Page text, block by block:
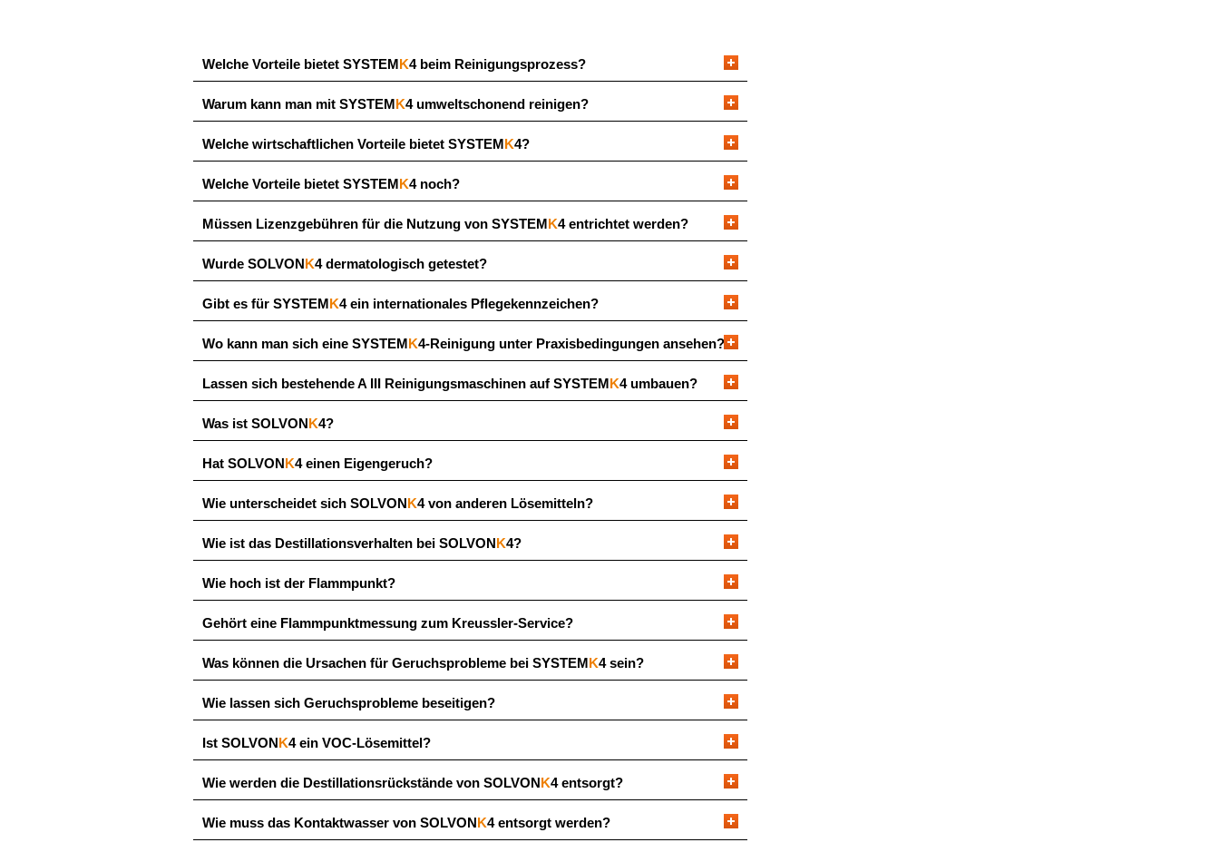
Welche Vorteile bietet SYSTEMK4 beim Reinigungsprozess?
Warum kann man mit SYSTEMK4 umweltschonend reinigen?
Welche wirtschaftlichen Vorteile bietet SYSTEMK4?
Welche Vorteile bietet SYSTEMK4 noch?
Müssen Lizenzgebühren für die Nutzung von SYSTEMK4 entrichtet werden?
Wurde SOLVONK4 dermatologisch getestet?
Gibt es für SYSTEMK4 ein internationales Pflegekennzeichen?
Wo kann man sich eine SYSTEMK4-Reinigung unter Praxisbedingungen ansehen?
Lassen sich bestehende A III Reinigungsmaschinen auf SYSTEMK4 umbauen?
Was ist SOLVONK4?
Hat SOLVONK4 einen Eigengeruch?
Wie unterscheidet sich SOLVONK4 von anderen Lösemitteln?
Wie ist das Destillationsverhalten bei SOLVONK4?
Wie hoch ist der Flammpunkt?
Gehört eine Flammpunktmessung zum Kreussler-Service?
Was können die Ursachen für Geruchsprobleme bei SYSTEMK4 sein?
Wie lassen sich Geruchsprobleme beseitigen?
Ist SOLVONK4 ein VOC-Lösemittel?
Wie werden die Destillationsrückstände von SOLVONK4 entsorgt?
Wie muss das Kontaktwasser von SOLVONK4 entsorgt werden?